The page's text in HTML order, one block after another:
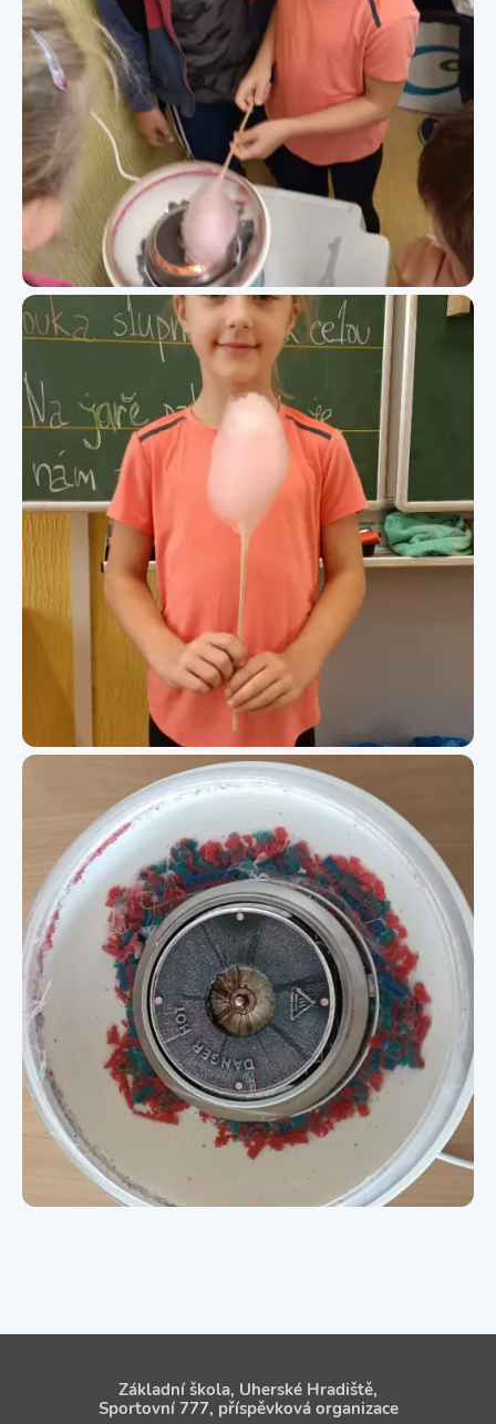
Základní škola, Uherské Hradiště,
Sportovní 777, příspěvková organizace